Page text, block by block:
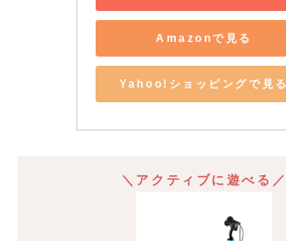
Amazonで見る
Yahoo!ショッピングで見る
＼アクティブに遊べる／